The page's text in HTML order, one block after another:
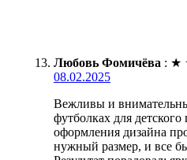
Любовь Фомичёва : ★
08.02.2025
Вежливы и
футболках для
оформления дизайна
нужный размер, и все